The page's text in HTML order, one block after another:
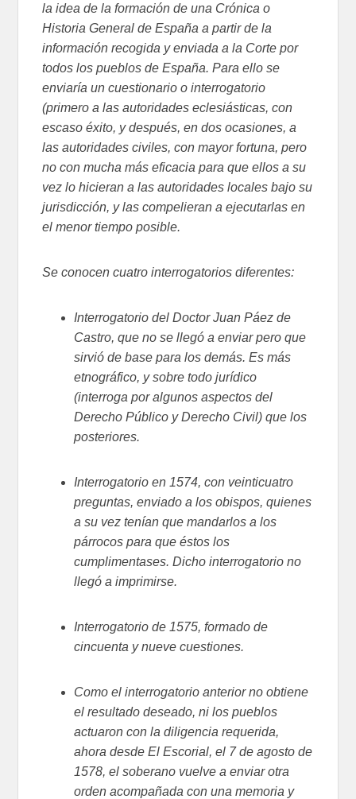
la idea de la formación de una Crónica o
Historia General de España a partir de la
información recogida y enviada a la Corte por
todos los pueblos de España. Para ello se
enviaría un cuestionario o interrogatorio
(primero a las autoridades eclesiásticas, con
escaso éxito, y después, en dos ocasiones, a
las autoridades civiles, con mayor fortuna, pero
no con mucha más eficacia para que ellos a su
vez lo hicieran a las autoridades locales bajo su
jurisdicción, y las compelieran a ejecutarlas en
el menor tiempo posible.
Se conocen cuatro interrogatorios diferentes:
Interrogatorio del Doctor Juan Páez de
Castro, que no se llegó a enviar pero que
sirvió de base para los demás. Es más
etnográfico, y sobre todo jurídico
(interroga por algunos aspectos del
Derecho Público y Derecho Civil) que los
posteriores.
Interrogatorio en 1574, con veinticuatro
preguntas, enviado a los obispos, quienes
a su vez tenían que mandarlos a los
párrocos para que éstos los
cumplimentases. Dicho interrogatorio no
llegó a imprimirse.
Interrogatorio de 1575, formado de
cincuenta y nueve cuestiones.
Como el interrogatorio anterior no obtiene
el resultado deseado, ni los pueblos
actuaron con la diligencia requerida,
ahora desde El Escorial, el 7 de agosto de
1578, el soberano vuelve a enviar otra
orden acompañada con una memoria y